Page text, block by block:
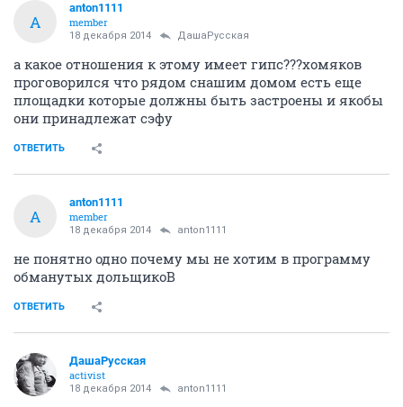
A
anton1111
member
18 декабря 2014 ДашаРусская
а какое отношения к этому имеет гипс???хомяков
проговорился что рядом снашим домом есть еще
площадки которые должны быть застроены и якобы
они принадлежат сэфу
ОТВЕТИТЬ
A
anton1111
member
18 декабря 2014 anton1111
не понятно одно почему мы не хотим в программу
обманутых дольщикоВ
ОТВЕТИТЬ
ДашаРусская
activist
18 декабря 2014 anton1111